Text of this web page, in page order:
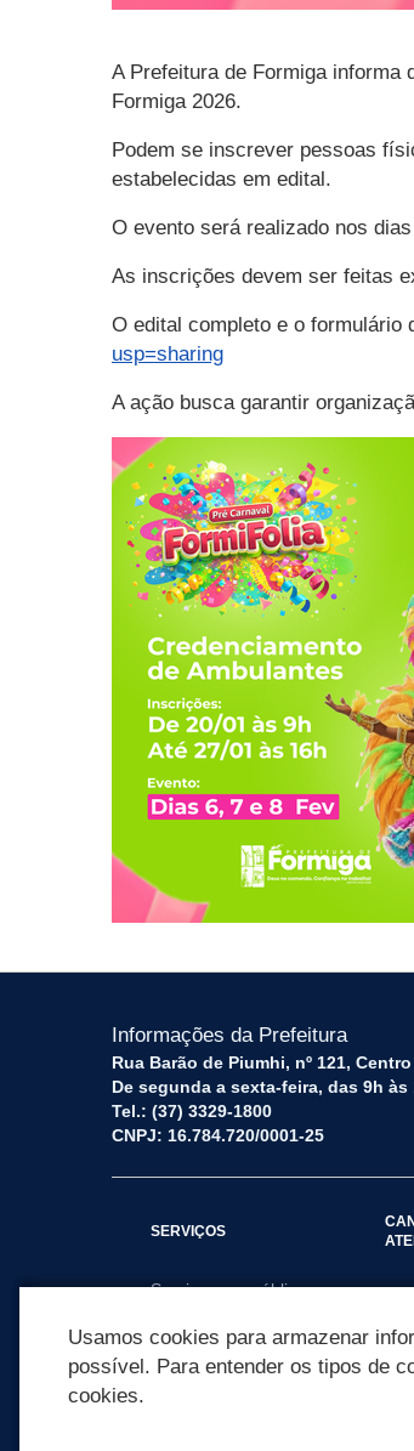
A Prefeitura de Formiga informa
Formiga 2026.
Podem se inscrever pessoas
estabelecidas em edital.
O evento será realizado nos
As inscrições devem ser feitas
O edital completo e o
usp=sharing
A ação busca garantir
Informações da Prefeitura
Rua Barão de Piumhi, nº 121,
De segunda a sexta-feira, das 9h às
Tel.: (37) 3329-1800
CNPJ: 16.784.720/0001-25
SERVIÇOS
Serviços por público
Usamos cookies para armazenar
possível. Para entender os tipos de
cookies.